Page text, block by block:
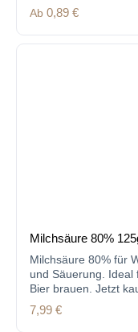
Regulärer Preis:
Ab 0,89 €
Milchsäure 80%
Milchsäure 80% für
und Säuerung. Ideal
Bier brauen. Jetzt
Regulärer Preis:
7,99 €